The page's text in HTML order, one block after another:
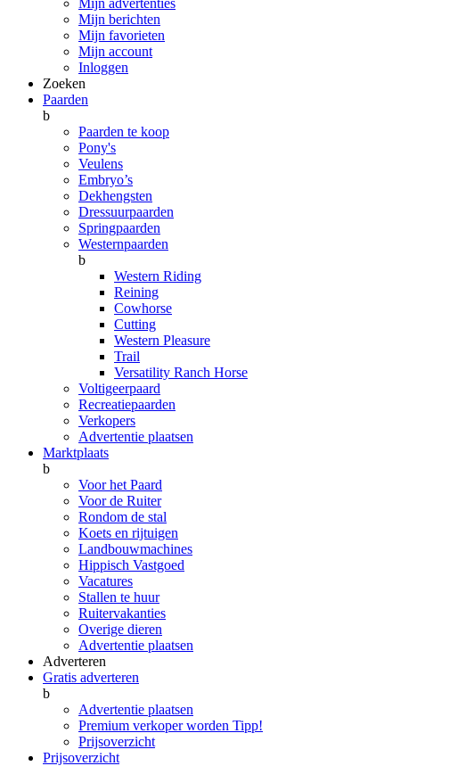
Mijn advertenties
Mijn berichten
Mijn favorieten
Mijn account
Inloggen
Zoeken
Paarden
b
Paarden te koop
Pony's
Veulens
Embryo’s
Dekhengsten
Dressuurpaarden
Springpaarden
Westernpaarden
b
Western Riding
Reining
Cowhorse
Cutting
Western Pleasure
Trail
Versatility Ranch Horse
Voltigeerpaard
Recreatiepaarden
Verkopers
Advertentie plaatsen
Marktplaats
b
Voor het Paard
Voor de Ruiter
Rondom de stal
Koets en rijtuigen
Landbouwmachines
Hippisch Vastgoed
Vacatures
Stallen te huur
Ruitervakanties
Overige dieren
Advertentie plaatsen
Adverteren
Gratis adverteren
b
Advertentie plaatsen
Premium verkoper worden Tipp!
Prijsoverzicht
Prijsoverzicht